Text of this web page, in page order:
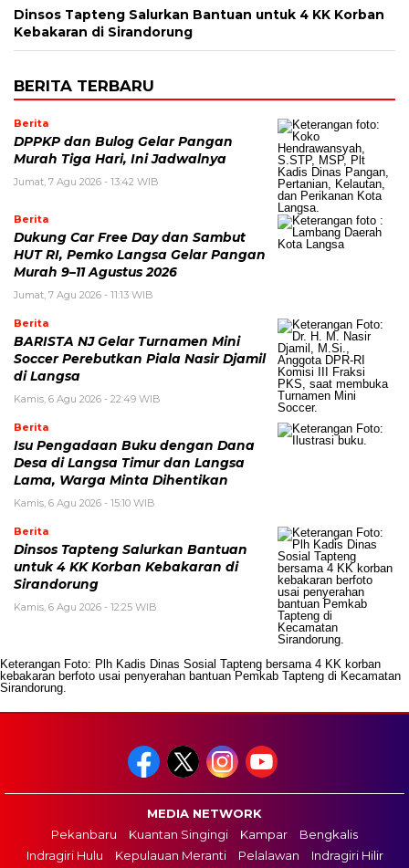
Dinsos Tapteng Salurkan Bantuan untuk 4 KK Korban
Kebakaran di Sirandorung
BERITA TERBARU
Berita
DPPKP dan Bulog Gelar Pangan
Murah Tiga Hari, Ini Jadwalnya
Jumat, 7 Agu 2026 - 13:42 WIB
Berita
Dukung Car Free Day dan Sambut
HUT RI, Pemko Langsa Gelar Pangan
Murah 9–11 Agustus 2026
Jumat, 7 Agu 2026 - 11:13 WIB
Berita
BARISTA NJ Gelar Turnamen Mini
Soccer Perebutkan Piala Nasir Djamil
di Langsa
Kamis, 6 Agu 2026 - 22:49 WIB
Berita
Isu Pengadaan Buku dengan Dana
Desa di Langsa Timur dan Langsa
Lama, Warga Minta Dihentikan
Kamis, 6 Agu 2026 - 15:10 WIB
Berita
Dinsos Tapteng Salurkan Bantuan
untuk 4 KK Korban Kebakaran di
Sirandorung
Kamis, 6 Agu 2026 - 12:25 WIB
Keterangan Foto: Plh Kadis Dinas Sosial Tapteng bersama 4 KK korban
kebakaran berfoto usai penyerahan bantuan Pemkab Tapteng di Kecamatan
Sirandorung.
MEDIA NETWORK
Pekanbaru
Kuantan Singingi Kampar
Bengkalis
Indragiri Hulu
Kepulauan Meranti Pelalawan Indragiri Hilir